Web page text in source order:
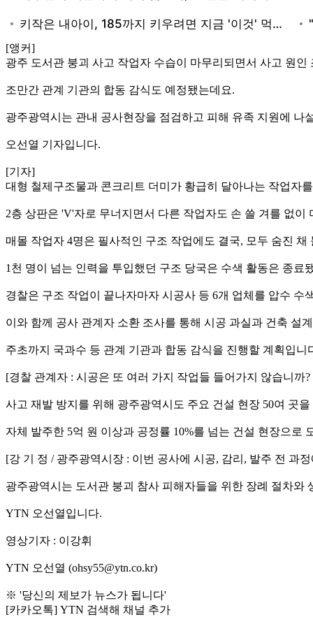
[앵커]
광주 도서관 붕괴 사고 작업자 수습이 마무리되면서 사고 원
조만간 관계 기관의 합동 감식도 예정됐는데요.
광주광역시는 관내 공사현장을 점검하고 피해 유족 지원에 나
오선열 기자입니다.
[기자]
대형 철제구조물과 콘크리트 더미가 황급히 달아나는 작업자
2층 상판은 'V'자로 무너지면서 다른 작업자도 손 쓸 겨를 없이
매몰 작업자 4명은 필사적인 구조 작업에도 결국, 모두 숨진 채
1천 명이 넘는 인력을 투입했던 구조 당국은 수색 활동은 종
경찰은 구조 작업이 끝나자마자 시공사 등 6개 업체를 압수
이와 함께 공사 관계자 소환 조사를 통해 시공 과실과 건축 설
주초까지 국과수 등 관계 기관과 합동 감식을 진행할 계획입니
[경찰 관계자 : 시공은 또 여러 가지 작업들 들어가지 않습니
사고 재발 방지를 위해 광주광역시도 주요 건설 현장 50여 곳
자체 발주한 5억 원 이상과 공정률 10%를 넘는 건설 현장으로
[강 기 정 / 광주광역시장 : 이번 공사에 시공, 감리, 발주 전 과
광주광역시는 도서관 붕괴 참사 피해자들을 위한 장례 절차
YTN 오선열입니다.
영상기자 : 이강휘
YTN 오선열 (ohsy55@ytn.co.kr)
※ '당신의 제보가 뉴스가 됩니다'
[카카오톡] YTN 검색해 채널 추가